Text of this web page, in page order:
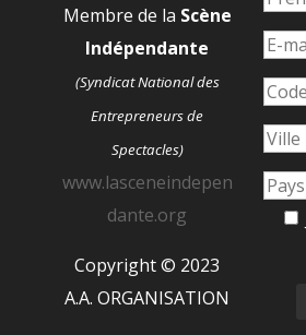
Membre de la Scène
Indépendante
(Syndicat National des
Entrepreneurs de
Spectacles)
www.lasceneindepen
dante.org
Copyright © 2023
A.A. ORGANISATION